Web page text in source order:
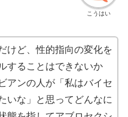
こうはい
けど、性的指向の変化を
することはできないか
アンの人が「私はバイセ
いな」と思ってどんなに